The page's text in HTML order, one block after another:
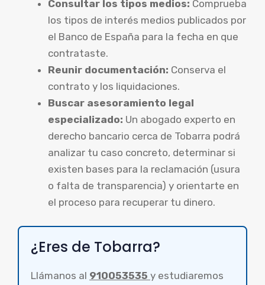
Consultar los tipos medios: Comprueba
los tipos de interés medios publicados por
el Banco de España para la fecha en que
contrataste.
Reunir documentación: Conserva el
contrato y los liquidaciones.
Buscar asesoramiento legal
especializado: Un abogado experto en
derecho bancario cerca de Tobarra podrá
analizar tu caso concreto, determinar si
existen bases para la reclamación (usura
o falta de transparencia) y orientarte en
el proceso para recuperar tu dinero.
¿Eres de Tobarra?
Llámanos al 910053535 y estudiaremos